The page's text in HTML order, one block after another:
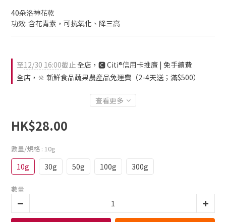
40朵洛神花乾
功效: 含花青素，可抗氧化、降三高
至12/30 16:00截止全店，🅲 Citi®信用卡推廣 | 免手續費
全店，🔆 新鮮食品蔬果農產品免運費（2-4天送；滿$500）
查看更多
HK$28.00
數量/規格 : 10g
10g 30g 50g 100g 300g
數量